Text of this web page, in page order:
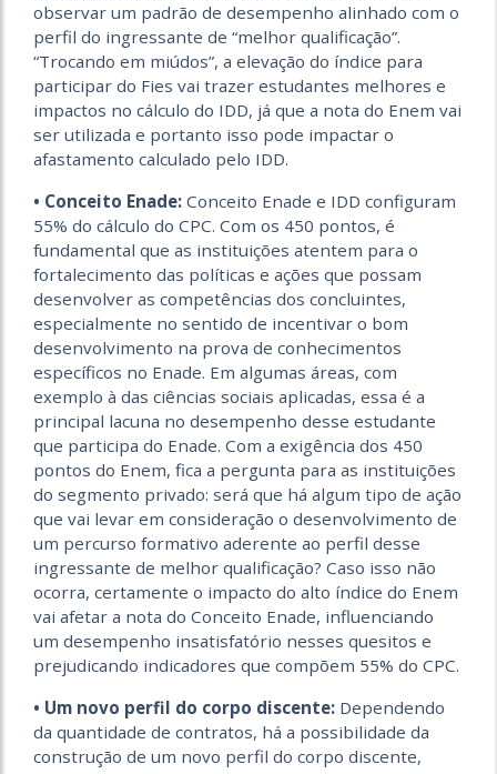
observar um padrão de desempenho alinhado com o
perfil do ingressante de “melhor qualificação”.
“Trocando em miúdos”, a elevação do índice para
participar do Fies vai trazer estudantes melhores e
impactos no cálculo do IDD, já que a nota do Enem vai
ser utilizada e portanto isso pode impactar o
afastamento calculado pelo IDD.
• Conceito Enade: Conceito Enade e IDD configuram
55% do cálculo do CPC. Com os 450 pontos, é
fundamental que as instituições atentem para o
fortalecimento das políticas e ações que possam
desenvolver as competências dos concluintes,
especialmente no sentido de incentivar o bom
desenvolvimento na prova de conhecimentos
específicos no Enade. Em algumas áreas, com
exemplo à das ciências sociais aplicadas, essa é a
principal lacuna no desempenho desse estudante
que participa do Enade. Com a exigência dos 450
pontos do Enem, fica a pergunta para as instituições
do segmento privado: será que há algum tipo de ação
que vai levar em consideração o desenvolvimento de
um percurso formativo aderente ao perfil desse
ingressante de melhor qualificação? Caso isso não
ocorra, certamente o impacto do alto índice do Enem
vai afetar a nota do Conceito Enade, influenciando
um desempenho insatisfatório nesses quesitos e
prejudicando indicadores que compõem 55% do CPC.
• Um novo perfil do corpo discente: Dependendo
da quantidade de contratos, há a possibilidade da
construção de um novo perfil do corpo discente,